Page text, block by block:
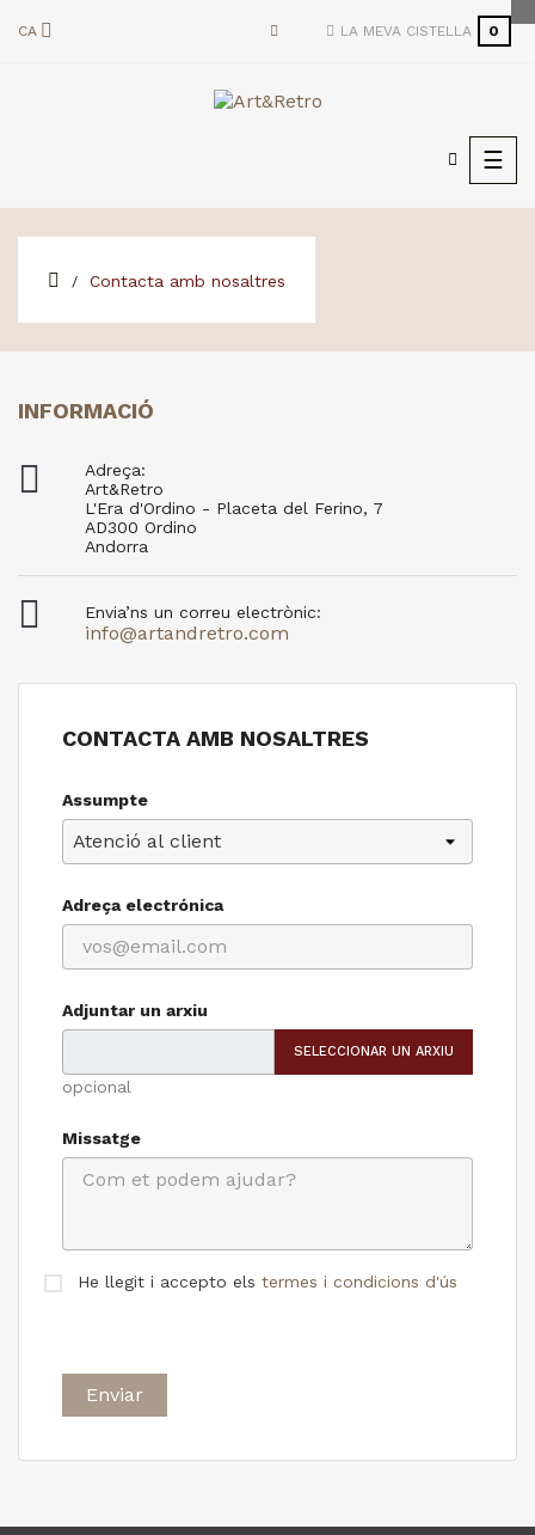
CA LA MEVA CISTELLA 0
☰
Contacta amb nosaltres
INFORMACIÓ

Adreça:
Art&Retro
L'Era d'Ordino - Placeta del Ferino, 7
AD300 Ordino
Andorra
 Envia’ns un correu electrònic:
info@artandretro.com
CONTACTA AMB NOSALTRES
Assumpte
Adreça electrónica
Adjuntar un arxiu
SELECCIONAR UN ARXIU
opcional
Missatge
He llegit i accepto els termes i condicions d'ús